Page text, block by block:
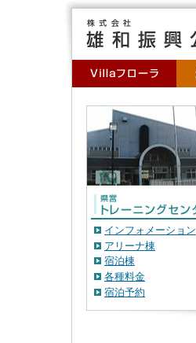
インフォメーション
アリーナ棟
宿泊棟
各種料金
宿泊予約